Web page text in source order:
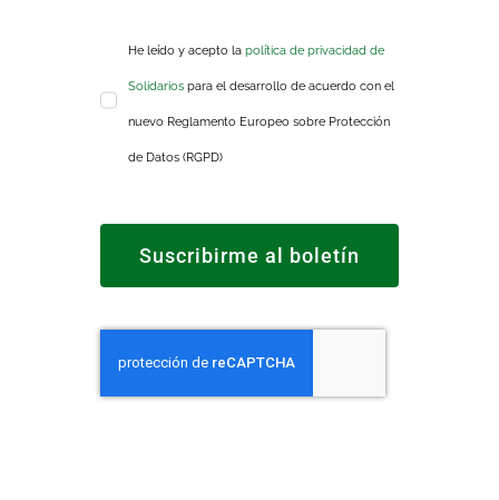
He leído y acepto lapolítica de privacidad de
Solidarios para el desarrollo de acuerdo con el
nuevo Reglamento Europeo sobre Protección
de Datos (RGPD)
Suscribirme al boletín